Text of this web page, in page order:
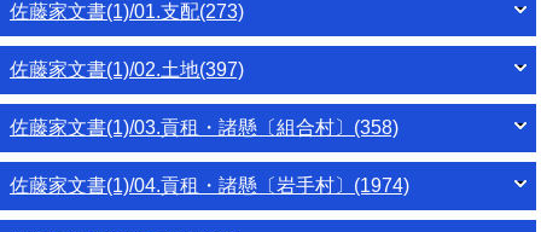
佐藤家文書(1)/01.支配(273)
佐藤家文書(1)/02.土地(397)
佐藤家文書(1)/03.貢租・諸懸〔組合村〕(358)
佐藤家文書(1)/04.貢租・諸懸〔岩手村〕(1974)